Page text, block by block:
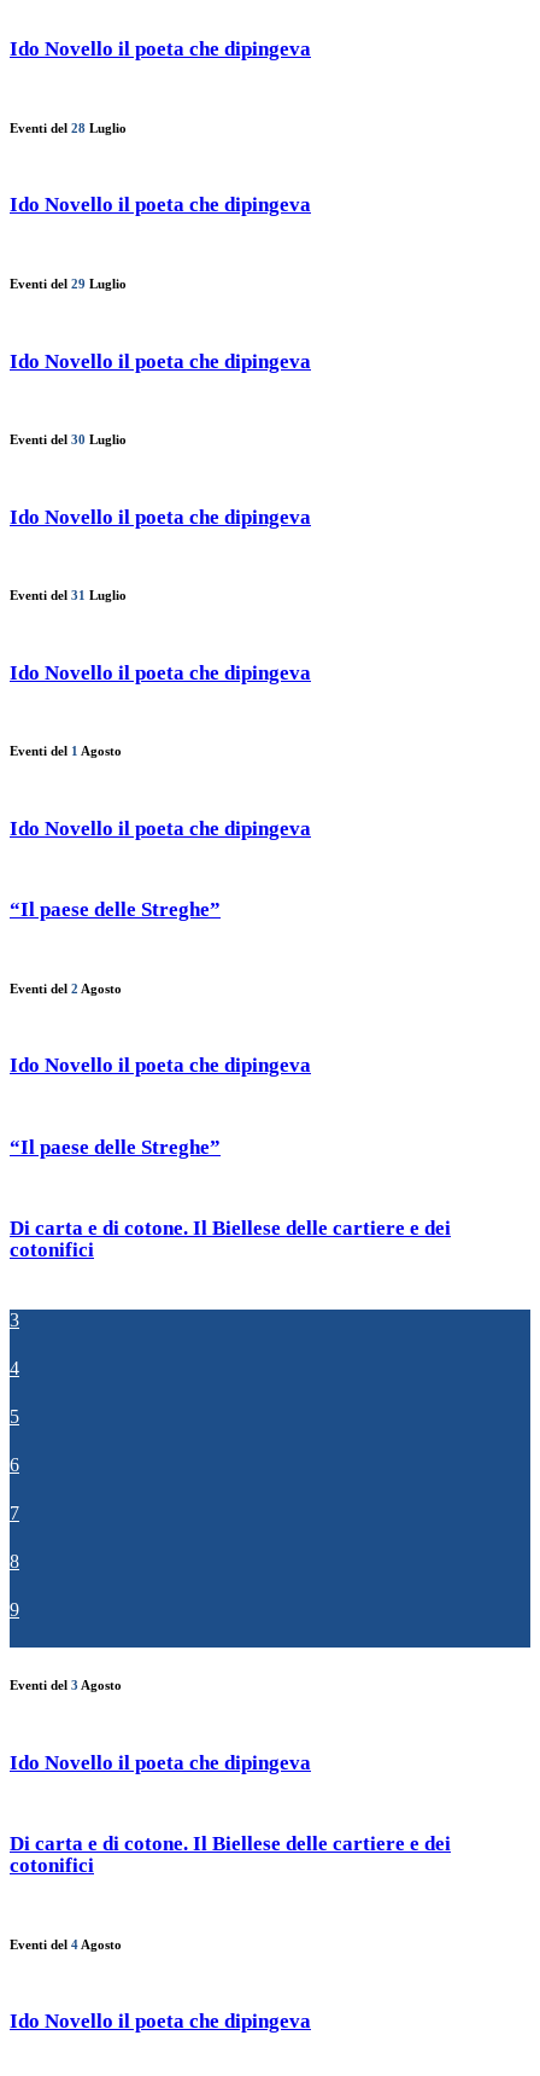
Ido Novello il poeta che dipingeva
Eventi del 28 Luglio
Ido Novello il poeta che dipingeva
Eventi del 29 Luglio
Ido Novello il poeta che dipingeva
Eventi del 30 Luglio
Ido Novello il poeta che dipingeva
Eventi del 31 Luglio
Ido Novello il poeta che dipingeva
Eventi del 1 Agosto
Ido Novello il poeta che dipingeva
“Il paese delle Streghe”
Eventi del 2 Agosto
Ido Novello il poeta che dipingeva
“Il paese delle Streghe”
Di carta e di cotone. Il Biellese delle cartiere e dei
cotonifici
3
4
5
6
7
8
9
Eventi del 3 Agosto
Ido Novello il poeta che dipingeva
Di carta e di cotone. Il Biellese delle cartiere e dei
cotonifici
Eventi del 4 Agosto
Ido Novello il poeta che dipingeva